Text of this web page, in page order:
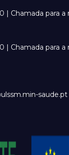
| Chamada para a
| Chamada para
saude.pt